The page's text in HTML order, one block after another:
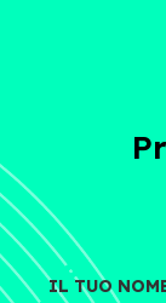
IL TUO